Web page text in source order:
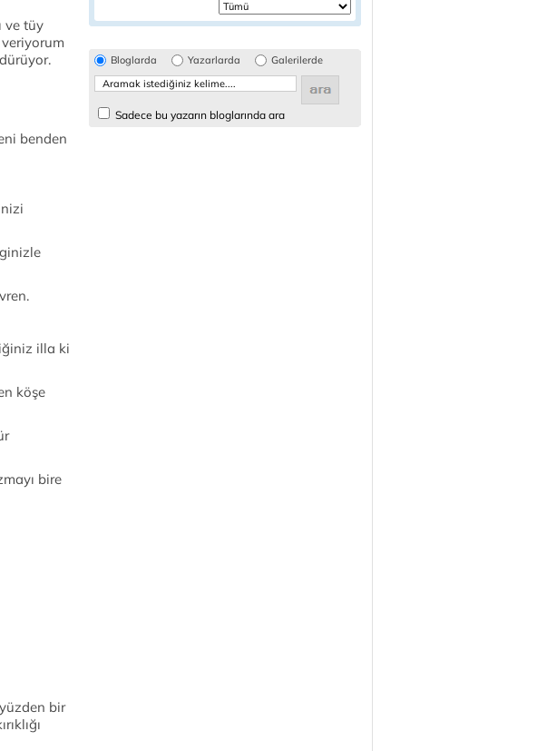
ve tüy
benden
illa ki
köşe
bire
bir
Bloglarda Yazarlarda Galerilerde
Sadece bu yazarın bloglarında ara